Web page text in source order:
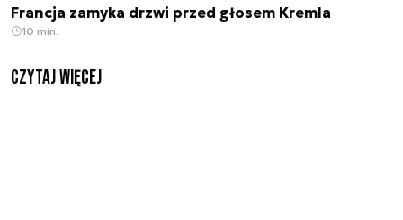
Francja zamyka drzwi przed głosem Kremla
10 min.
czytaj więcej